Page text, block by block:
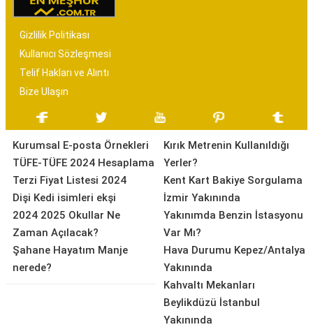
Gizlilik Politikası
Kullanıcı Sözleşmesi
Telif Hakları ve Alıntı
Bize Ulaşın
Kurumsal E-posta Örnekleri
TÜFE-TÜFE 2024 Hesaplama
Terzi Fiyat Listesi 2024
Dişi Kedi isimleri ekşi
2024 2025 Okullar Ne
Zaman Açılacak?
Şahane Hayatım Manje
nerede?
Kırık Metrenin Kullanıldığı
Yerler?
Kent Kart Bakiye Sorgulama
İzmir Yakınında
Yakınımda Benzin İstasyonu
Var Mı?
Hava Durumu Kepez/Antalya
Yakınında
Kahvaltı Mekanları
Beylikdüzü İstanbul
Yakınında